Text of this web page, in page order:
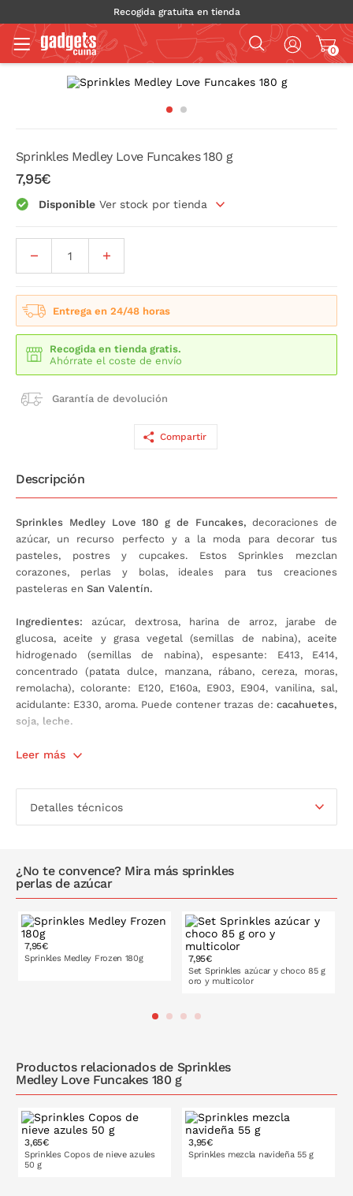
Recogida gratuita en tienda
0
Sprinkles Medley Love Funcakes 180 g
7,95€
Disponible Ver stock por tienda
Entrega en 24/48 horas
Recogida en tienda gratis.
Ahórrate el coste de envío
Garantía de devolución
Compartir
Descripción
Sprinkles Medley Love 180 g de Funcakes, decoraciones de
azúcar, un recurso perfecto y a la moda para decorar tus
pasteles, postres y cupcakes. Estos Sprinkles mezclan
corazones, perlas y bolas, ideales para tus creaciones
pasteleras en San Valentín.
Ingredientes: azúcar, dextrosa, harina de arroz, jarabe de
glucosa, aceite y grasa vegetal (semillas de nabina), aceite
hidrogenado (semillas de nabina), espesante: E413, E414,
concentrado (patata dulce, manzana, rábano, cereza, moras,
remolacha), colorante: E120, E160a, E903, E904, vanilina, sal,
acidulante: E330, aroma. Puede contener trazas de: cacahuetes,
soja, leche.
Contiene: 50 gramos.
Leer más
Detalles técnicos
¿No te convence? Mira más sprinkles
perlas de azúcar
7,95€
Sprinkles Medley Frozen 180g 7,95€
Set Sprinkles azúcar y choco 85 g
oro y multicolor
Productos relacionados de Sprinkles
Medley Love Funcakes 180 g
3,65€
Sprinkles Copos de nieve azules
50 g
3,95€
Sprinkles mezcla navideña 55 g